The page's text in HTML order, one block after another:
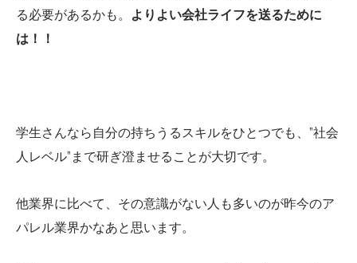
る必要があるかも。
よりよい会社ライフを送るために
は！！
学生さんなら自分の持ちうるスキルをひとつでも、”社会
人レベル”まで研ぎ澄ませることが大切です。
他業界に比べて、その意識がない人も多いのが昨今のア
パレル業界かなあと思います。